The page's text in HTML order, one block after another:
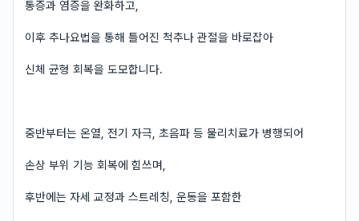
통증과 염증을 완화하고,
이후 추나요법을 통해 틀어진 척추나 관절을 바로잡아
신체 균형 회복을 도모합니다.
중반부터는 온열, 전기 자극, 초음파 등 물리치료가 병행되어
손상 부위 기능 회복에 힘쓰며,
후반에는 자세 교정과 스트레칭, 운동을 포함한